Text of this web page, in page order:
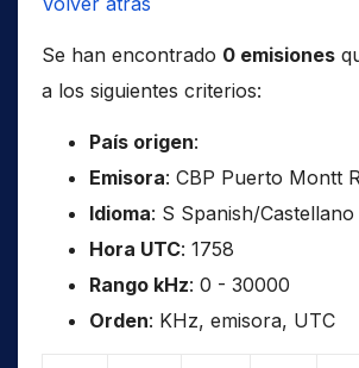
Se han encontrado 0 emisiones
a los siguientes criterios:
País origen:
Emisora: CBP Puerto Montt
Idioma: S Spanish/Castellano
Hora UTC: 1758
Rango kHz: 0 - 30000
Orden: KHz, emisora, UTC